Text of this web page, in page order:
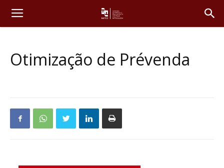
Otimização de Prévenda